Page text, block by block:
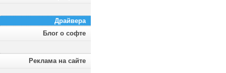
Драйвера
Блог о софте
Реклама на сайте